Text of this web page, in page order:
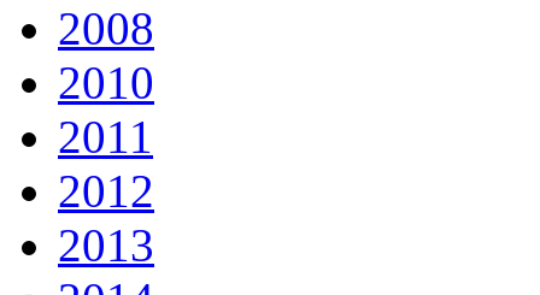
2008
2010
2011
2012
2013